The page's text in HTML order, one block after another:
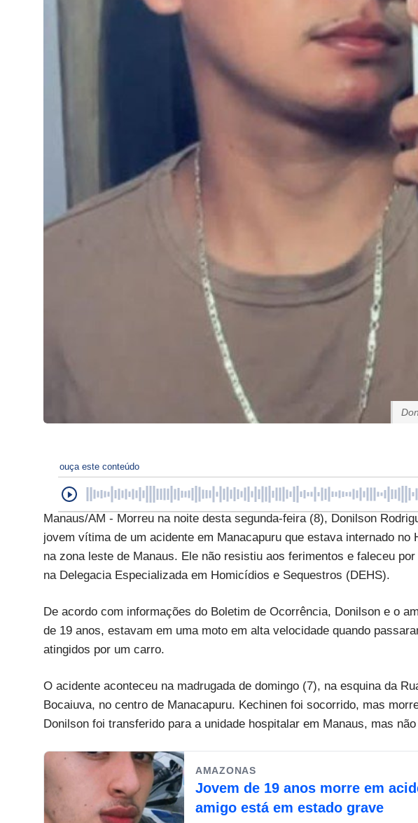
ouça este conteúdo
Manaus/AM - Morreu na noite desta segunda-feira (8), Donilson
jovem vítima de um acidente em Manacapuru que estava internado no
na zona leste de Manaus. Ele não resistiu aos ferimentos e faleceu
na Delegacia Especializada em Homicídios e Sequestros (DEHS).
De acordo com informações do Boletim de Ocorrência, Donilson e o
de 19 anos, estavam em uma moto em alta velocidade quando
atingidos por um carro.
O acidente aconteceu na madrugada de domingo (7), na esquina da
Bocaiuva, no centro de Manacapuru. Kechinen foi socorrido, mas
Donilson foi transferido para a unidade hospitalar em Manaus, mas
AMAZONAS
Jovem de 19 anos morre em
amigo está em estado grave